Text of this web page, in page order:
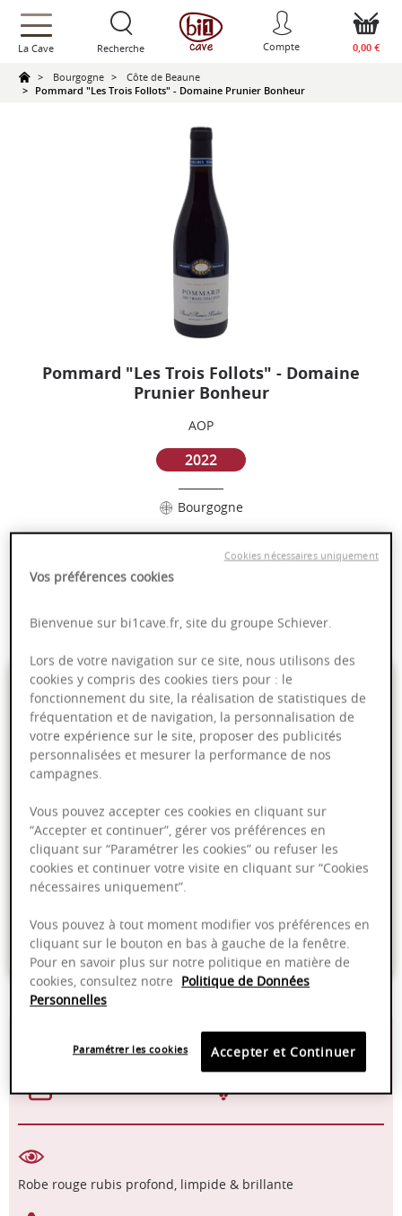
text.skipToContent
text.skipToNavigation
La Cave Recherche Compte 0,00 €
Bourgogne
Côte de Beaune
Pommard "Les Trois Follots" - Domaine Prunier Bonheur
Pommard "Les Trois Follots" - Domaine
Prunier Bonheur
AOP
2022
Bourgogne
Complexité
Fruité
59,00 €
75cl- soit78,67 € / L
Ajouter au panier
Livraison offerte dans nos points de vente
Paiement sécurisé
16-18°C
Robe rouge rubis profond, limpide & brillante
Vos préférences cookies
Bienvenue sur bi1cave.fr, site du groupe Schiever.
Lors de votre navigation sur ce site, nous utilisons des
cookies y compris des cookies tiers pour : le
fonctionnement du site, la réalisation de statistiques de
fréquentation et de navigation, la personnalisation de
votre expérience sur le site, proposer des publicités
personnalisées et mesurer la performance de nos
campagnes.
Vous pouvez accepter ces cookies en cliquant sur
“Accepter et continuer”, gérer vos préférences en
cliquant sur “Paramétrer les cookies” ou refuser les
cookies et continuer votre visite en cliquant sur “Cookies
nécessaires uniquement”.
Vous pouvez à tout moment modifier vos préférences en
cliquant sur le bouton en bas à gauche de la fenêtre.
Pour en savoir plus sur notre politique en matière de
cookies, consultez notre Politique de Données
Personnelles
Accepter et Continuer
Paramétrer les cookies
Cookies nécessaires uniquement